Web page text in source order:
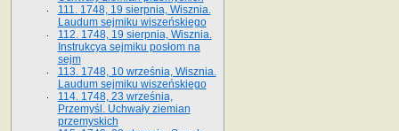
111. 1748, 19 sierpnia, Wisznia.
Laudum sejmiku wiszeńskiego
112. 1748, 19 sierpnia, Wisznia.
Instrukcya sejmiku posłom na
sejm
113. 1748, 10 września, Wisznia.
Laudum sejmiku wiszeńskiego
114. 1748, 23 września,
Przemyśl. Uchwały ziemian
przemyskich